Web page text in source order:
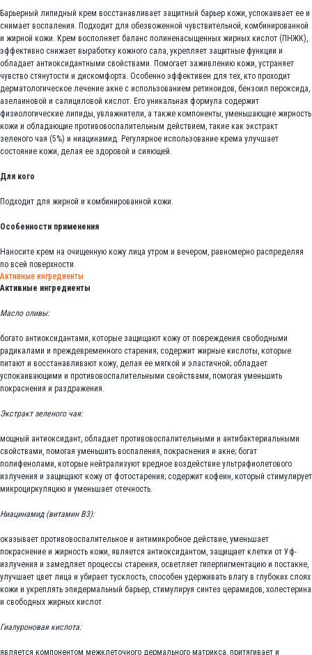
Барьерный липидный крем восстанавливает защитный барьер кожи, успокаивает ее и
снимает воспаления. Подходит для обезвоженной чувствительной, комбинированной
и жирной кожи. Крем восполняет баланс полиненасыщенных жирных кислот (ПНЖК),
эффективно снижает выработку кожного сала, укрепляет защитные функции и
обладает антиоксидантными свойствами. Помогает заживлению кожи, устраняет
чувство стянутости и дискомфорта. Особенно эффективен для тех, кто проходит
дерматологическое лечение акне с использованием ретиноидов, бензоил пероксида,
азелаиновой и салициловой кислот. Его уникальная формула содержит
физиологические липиды, увлажнители, а также компоненты, уменьшающие жирность
кожи и обладающие противовоспалительным действием, такие как экстракт
зеленого чая (5%) и ниацинамид. Регулярное использование крема улучшает
состояние кожи, делая ее здоровой и сияющей.
Для кого
Подходит для жирной и комбинированной кожи.
Особенности применения
Наносите крем на очищенную кожу лица утром и вечером, равномерно распределяя
по всей поверхности.
Активные ингредиенты
Активные ингредиенты
Масло оливы:
богато антиоксидантами, которые защищают кожу от повреждения свободными
радикалами и преждевременного старения; содержит жирные кислоты, которые
питают и восстанавливают кожу, делая ее мягкой и эластичной; обладает
успокаивающими и противовоспалительными свойствами, помогая уменьшить
покраснения и раздражения.
Экстракт зеленого чая:
мощный антиоксидант, обладает противовоспалительными и антибактериальными
свойствами, помогая уменьшить воспаления, покраснения и акне; богат
полифенолами, которые нейтрализуют вредное воздействие ультрафиолетового
излучения и защищают кожу от фотостарения; содержит кофеин, который стимулирует
микроциркуляцию и уменьшает отечность.
Ниацинамид (витамин В3):
оказывает противовоспалительное и антимикробное действие, уменьшает
покраснение и жирность кожи, является антиоксидантом, защищает клетки от Уф-
излучения и замедляет процессы старения, осветляет гиперпигментацию и постакне,
улучшает цвет лица и убирает тусклость, способен удерживать влагу в глубоких слоях
кожи и укреплять эпидермальный барьер, стимулируя синтез церамидов, холестерина
и свободных жирных кислот.
Гиалуроновая кислота:
является компонентом межклеточного дермального матрикса, притягивает и